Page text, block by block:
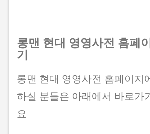
롱맨 현대 영영사전 홈페
기
롱맨 현대 영영사전 홈페이지
하실 분들은 아래에서 바로가
요